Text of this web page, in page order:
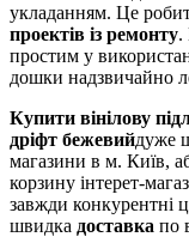
укладанням. Це
проектів із ремонту.
простим у
дошки надзвичайно
Купити вінілову п
дріфт бежевийдуже
магазини в м. Київ,
корзину інтерет-
завжди конкурентні
швидка доставка по